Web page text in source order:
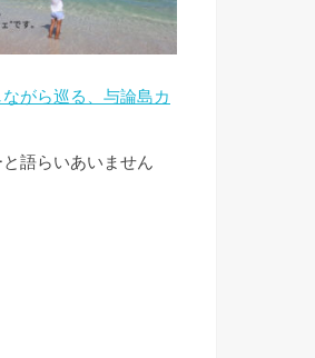
がら巡る、与論島カ
語らいあいません